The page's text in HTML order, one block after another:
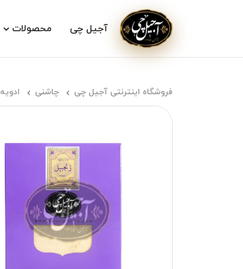
آجیل چی محصولات
فروشگاه اینترنتی آجیل چی چاشنی ادویه